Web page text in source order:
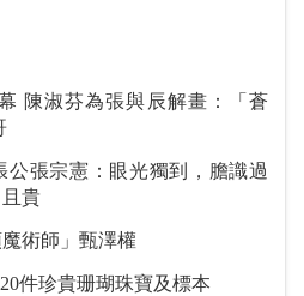
蒼
公張宗憲：眼光獨到，膽識過
貴
魔術師」甄澤權
辦展 匯聚120件珍貴珊瑚珠寶及標本